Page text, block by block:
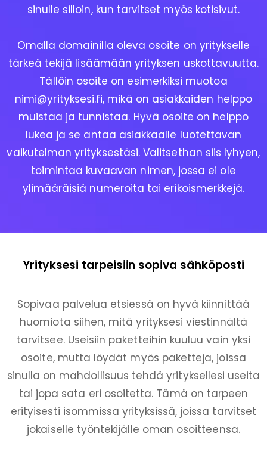
sinulle silloin, kun tarvitset myös kotisivut.
Omalla domainilla oleva osoite on yritykselle
tärkeä tekijä lisäämään yrityksen uskottavuutta.
Tällöin osoite on esimerkiksi muotoa
nimi@yrityksesi.fi, mikä on asiakkaiden helppo
muistaa ja tunnistaa. Hyvä osoite on helppo
lukea ja se antaa asiakkaalle luotettavan
vaikutelman yrityksestäsi. Valitsethan siis lyhyen,
toimintaa kuvaavan nimen, jossa ei ole
ylimääräisiä numeroita tai erikoismerkkejä.
Yrityksesi tarpeisiin sopiva sähköposti
Sopivaa palvelua etsiessä on hyvä kiinnittää
huomiota siihen, mitä yrityksesi viestinnältä
tarvitsee. Useisiin paketteihin kuuluu vain yksi
osoite, mutta löydät myös paketteja, joissa
sinulla on mahdollisuus tehdä yrityksellesi useita
tai jopa sata eri osoitetta. Tämä on tarpeen
erityisesti isommissa yrityksissä, joissa tarvitset
jokaiselle työntekijälle oman osoitteensa.